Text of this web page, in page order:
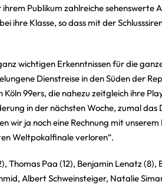
Publikum zahlreiche sehenswerte
ihre Klasse, so dass mit der
wichtigen Erkenntnissen für die
Dienstreise in den Süden der
99ers, die nahezu zeitgleich ihre
in der nächsten Woche, zumal das
wir ja noch eine Rechnung mit
Weltpokalfinale verloren“.
Thomas Paa (12), Benjamin Lenatz
Albert Schweinsteiger, Natalie